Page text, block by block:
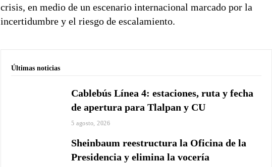
crisis, en medio de un escenario internacional marcado por la
incertidumbre y el riesgo de escalamiento.
Últimas noticias
Cablebús Línea 4: estaciones, ruta y fecha
de apertura para Tlalpan y CU
5 agosto, 2026
Sheinbaum reestructura la Oficina de la
Presidencia y elimina la vocería